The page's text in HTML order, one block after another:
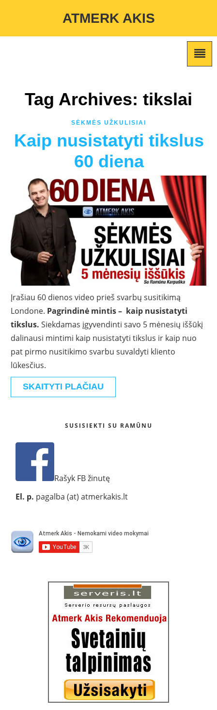
/home/atmerkakis/public_html/wp-content/themes/marketing-
ATMERK AKIS
Tag Archives: tikslai
SĖKMĖS UŽKULISIAI
Kaip nusistatyti tikslus
60 diena
Įrašiau 60 dienos video prieš svarbų susitikimą
Londone. Pagrindinė mintis – kaip nusistatyti
tikslus.Siekdamas įgyvendinti savo 5 mėnesių iššūkį
dalinausi mintimi kaip nusistatyti tikslus ir kaip nuo
pat pirmo nusitikimo svarbu suvaldyti kliento
lūkesčius.
SKAITYTI PLAČIAU
SUSISIEKTI SU RAMŪNU
Rašyk FB žinutę
El. p. pagalba (at) atmerkakis.lt